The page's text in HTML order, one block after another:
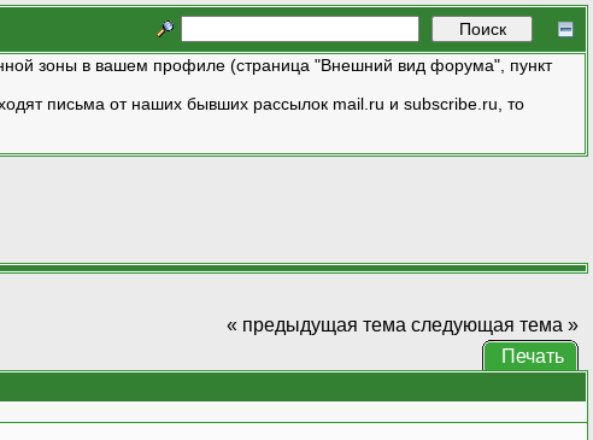
зоны в вашем профиле (страница "Внешний вид форума", пункт
письма от наших бывших рассылок mail.ru и subscribe.ru, то
« предыдущая тема следующая тема »
Печать